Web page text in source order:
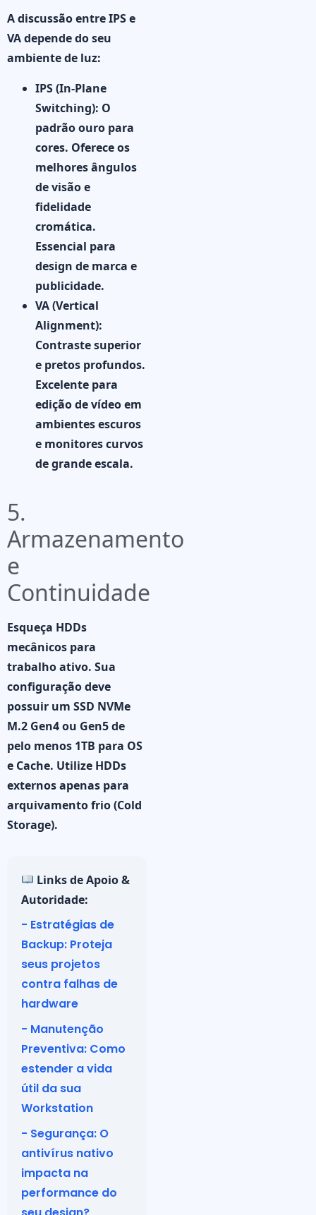
A discussão entreIPS e
VAdepende do seu
ambiente de luz:
IPS (In-Plane
Switching): O
padrão ouro para
cores. Oferece os
melhores ângulos
de visão e
fidelidade
cromática.
Essencial para
design de marca e
publicidade.
VA (Vertical
Alignment):
Contraste superior
e pretos profundos.
Excelente para
edição de vídeo em
ambientes escuros
e monitores curvos
de grande escala.
5.
Armazenamento
e
Continuidade
Esqueça HDDs
mecânicos para
trabalho ativo. Sua
configuração deve
possuir um SSD NVMe
M.2 Gen4 ou Gen5de
pelo menos 1TB para OS
e Cache. Utilize HDDs
externos apenas para
arquivamento frio (Cold
Storage).
Links de Apoio &
Autoridade:
- Estratégias de
Backup: Proteja
seus projetos
contra falhas de
hardware
- Manutenção
Preventiva: Como
estender a vida
útil da sua
Workstation
- Segurança: O
antivírus nativo
impacta na
performance do